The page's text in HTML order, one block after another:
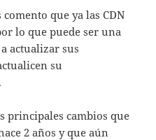
que ya las CDN
lo que puede ser una
actualizar sus
su
principales cambios que
2 años y que aún